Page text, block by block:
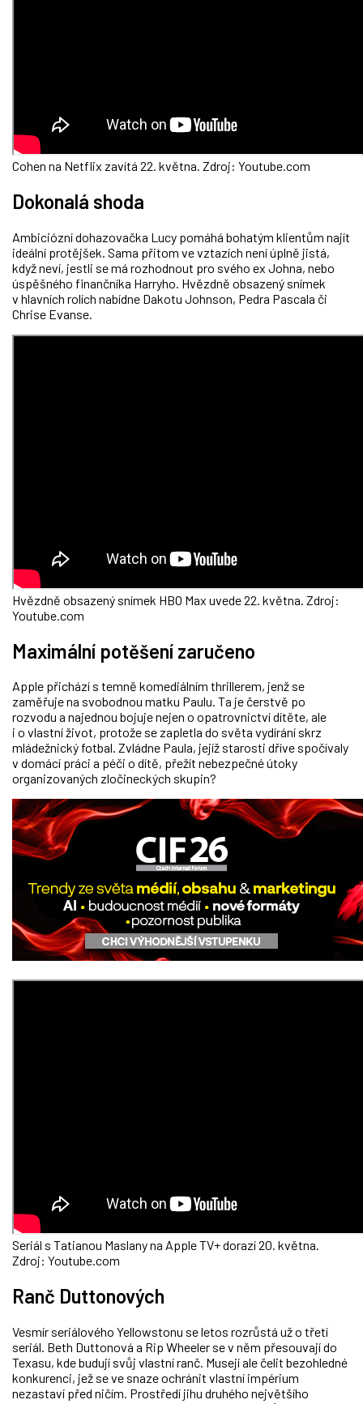
Cohen na Netflix zavítá 22. května. Zdroj: Youtube.com
Dokonalá shoda
Ambiciózní dohazovačka Lucy pomáhá bohatým klientům najít
ideální protějšek. Sama přitom ve vztazích není úplně jistá,
když neví, jestli se má rozhodnout pro svého ex Johna, nebo
úspěšného finančníka Harryho. Hvězdně obsazený snímek
v hlavních rolích nabídne Dakotu Johnson, Pedra Pascala či
Chrise Evanse.
Hvězdně obsazený snímek HBO Max uvede 22. května. Zdroj:
Youtube.com
Maximální potěšení zaručeno
Apple přichází s temně komediálním thrillerem, jenž se
zaměřuje na svobodnou matku Paulu. Ta je čerstvě po
rozvodu a najednou bojuje nejen o opatrovnictví dítěte, ale
i o vlastní život, protože se zapletla do světa vydírání skrz
mládežnický fotbal. Zvládne Paula, jejíž starosti dříve spočívaly
v domácí práci a péči o dítě, přežít nebezpečné útoky
organizovaných zločineckých skupin?
Seriál s Tatianou Maslany na Apple TV+ dorazí 20. května.
Zdroj: Youtube.com
Ranč Duttonových
Vesmír seriálového Yellowstonu se letos rozrůstá už o třetí
seriál. Beth Duttonová a Rip Wheeler se v něm přesouvají do
Texasu, kde budují svůj vlastní ranč. Musejí ale čelit bezohledné
konkurenci, jež se ve snaze ochránit vlastní impérium
nezastaví před ničím. Prostředí jihu druhého největšího